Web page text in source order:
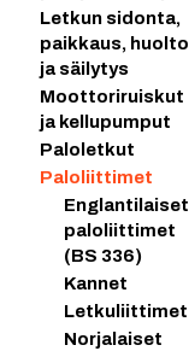
Letkun sidonta,
paikkaus, huolto
ja säilytys
Moottoriruiskut
ja kellupumput
Paloletkut
Paloliittimet
Englantilaiset
paloliittimet
(BS 336)
Kannet
Letkuliittimet
Norjalaiset